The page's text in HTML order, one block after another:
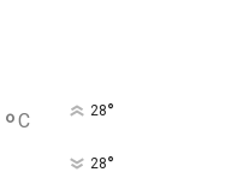
°C 28°
28°